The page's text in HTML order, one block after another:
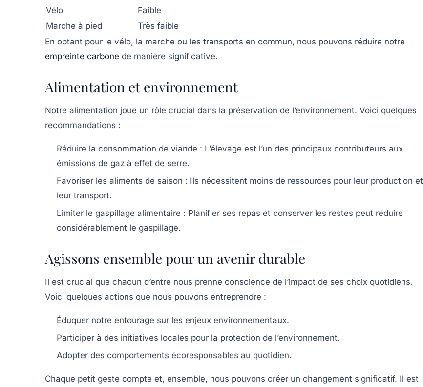
Vélo
Faible
Marche à pied
Très faible
En optant pour le vélo, la marche ou les transports en commun, nous pouvons réduire notre
empreinte carbone de manière significative.
Alimentation et environnement
Notre alimentation joue un rôle crucial dans la préservation de l’environnement. Voici quelques
recommandations :
Réduire la consommation de viande : L’élevage est l’un des principaux contributeurs aux
émissions de gaz à effet de serre.
Favoriser les aliments de saison : Ils nécessitent moins de ressources pour leur production et
leur transport.
Limiter le gaspillage alimentaire : Planifier ses repas et conserver les restes peut réduire
considérablement le gaspillage.
Agissons ensemble pour un avenir durable
Il est crucial que chacun d’entre nous prenne conscience de l’impact de ses choix quotidiens.
Voici quelques actions que nous pouvons entreprendre :
Éduquer notre entourage sur les enjeux environnementaux.
Participer à des initiatives locales pour la protection de l’environnement.
Adopter des comportements écoresponsables au quotidien.
Chaque petit geste compte et, ensemble, nous pouvons créer un changement significatif. Il est